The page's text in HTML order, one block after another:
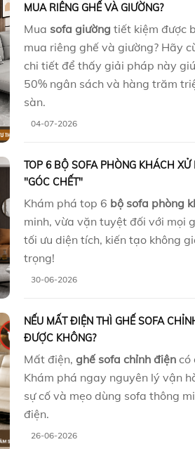
MUA RIÊNG GHẾ VÀ GIƯỜNG?
Mua sofa giường tiết kiệm được
mua riêng ghế và giường? Hãy
chi tiết để thấy giải pháp này
50% ngân sách và hàng trăm
sàn.
04-07-2026
TOP 6 BỘ SOFA PHÒNG KHÁCH XỬ
"GÓC CHẾT"
Khám phá top 6 bộ sofa phòng
minh, vừa vặn tuyệt đối với mọi
tối ưu diện tích, kiến tạo không
trọng!
30-06-2026
NẾU MẤT ĐIỆN THÌ GHẾ SOFA
ĐƯỢC KHÔNG?
Mất điện,ghế sofa chỉnh điện có
Khám phá ngay nguyên lý vận
sự cố và mẹo dùng sofa thông
điện.
26-06-2026